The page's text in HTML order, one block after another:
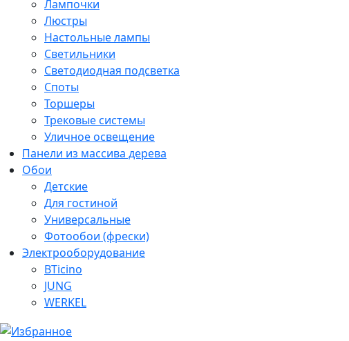
Лампочки
Люстры
Настольные лампы
Светильники
Светодиодная подсветка
Споты
Торшеры
Трековые системы
Уличное освещение
Панели из массива дерева
Обои
Детские
Для гостиной
Универсальные
Фотообои (фрески)
Электрооборудование
BTicino
JUNG
WERKEL